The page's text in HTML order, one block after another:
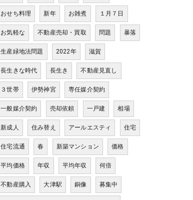
おせち料理 新年 お雑煮 １月７日
お気軽な 不動産売却・買取 問題 暴落
生産緑地法問題 2022年 滋賀
長生きな時代 長生き 不動産見直し
３世帯 伊勢神宮 専任媒介契約
一般媒介契約 売却依頼 一戸建 相場
新成人 住み替え アールエスティ 住宅
住宅流通 春 新築マンション 価格
平均価格 年収 平均年収 何倍
不動産購入 大津駅 銅像 募集中